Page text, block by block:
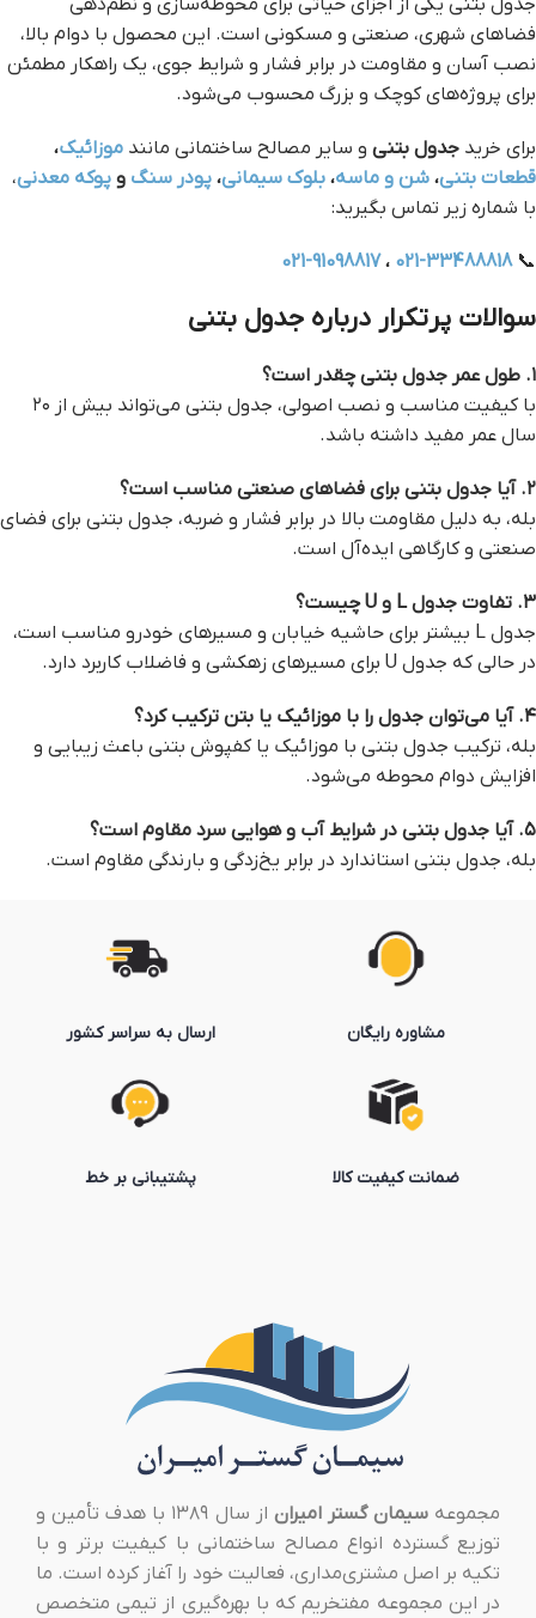
جدول بتنی یکی از اجزای حیاتی برای محوطه‌سازی و نظم‌دهی
فضاهای شهری، صنعتی و مسکونی است. این محصول با دوام بالا،
نصب آسان و مقاومت در برابر فشار و شرایط جوی، یک راهکار مطمئن
برای پروژه‌های کوچک و بزرگ محسوب می‌شود.
برای خرید جدول بتنی و سایر مصالح ساختمانی مانند موزائیک،
قطعات بتنی، شن و ماسه، بلوک سیمانی، پودر سنگ و پوکه معدنی،
با شماره زیر تماس بگیرید:
📞
021-33488818 ،021-91098817
سوالات پرتکرار درباره جدول بتنی
۱. طول عمر جدول بتنی چقدر است؟
با کیفیت مناسب و نصب اصولی، جدول بتنی می‌تواند بیش از ۲۰
سال عمر مفید داشته باشد.
۲. آیا جدول بتنی برای فضاهای صنعتی مناسب است؟
بله، به دلیل مقاومت بالا در برابر فشار و ضربه، جدول بتنی برای فضای
صنعتی و کارگاهی ایده‌آل است.
۳. تفاوت جدول L و U چیست؟
جدول L بیشتر برای حاشیه خیابان و مسیرهای خودرو مناسب است،
در حالی که جدول U برای مسیرهای زهکشی و فاضلاب کاربرد دارد.
۴. آیا می‌توان جدول را با موزائیک یا بتن ترکیب کرد؟
بله، ترکیب جدول بتنی با موزائیک یا کفپوش بتنی باعث زیبایی و
افزایش دوام محوطه می‌شود.
۵. آیا جدول بتنی در شرایط آب و هوایی سرد مقاوم است؟
بله، جدول بتنی استاندارد در برابر یخ‌زدگی و بارندگی مقاوم است.
مشاوره رایگان
ضمانت کیفیت کالا
ارسال به سراسر کشور
پشتیبانی بر خط
مجموعهسیمان گستر امیران
از سال ۱۳۸۹ با هدف تأمین و
توزیع گسترده انواع مصالح ساختمانی با کیفیت برتر و با
تکیه بر اصل مشتری‌مداری، فعالیت خود را آغاز کرده است. ما
در این مجموعه مفتخریم که با بهره‌گیری از تیمی متخصص